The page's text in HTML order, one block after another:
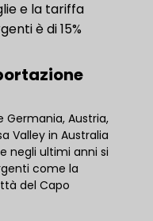
e la tariffa
è di 15%
Germania, Austria,
Valley in Australia
negli ultimi anni si
come la
del Capo